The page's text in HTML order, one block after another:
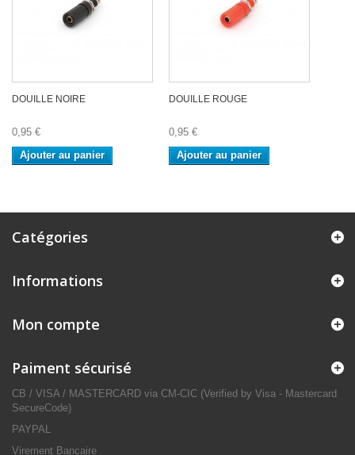
DOUILLE NOIRE
0,95 €
Ajouter au panier
DOUILLE ROUGE
0,95 €
Ajouter au panier
Catégories
Informations
Mon compte
Paiment sécurisé
CB / VISA / MASTERCARD via CM-CIC (Verified by Visa - Mastercard
SecureCode)
PAYPAL
Virement Bancaire